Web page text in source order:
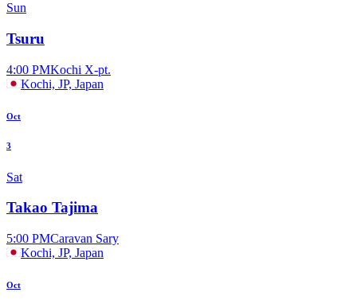
Sun
Tsuru
4:00 PMKochi X-pt.
Kochi, JP, Japan
Oct
3
Sat
Takao Tajima
5:00 PMCaravan Sary
Kochi, JP, Japan
Oct